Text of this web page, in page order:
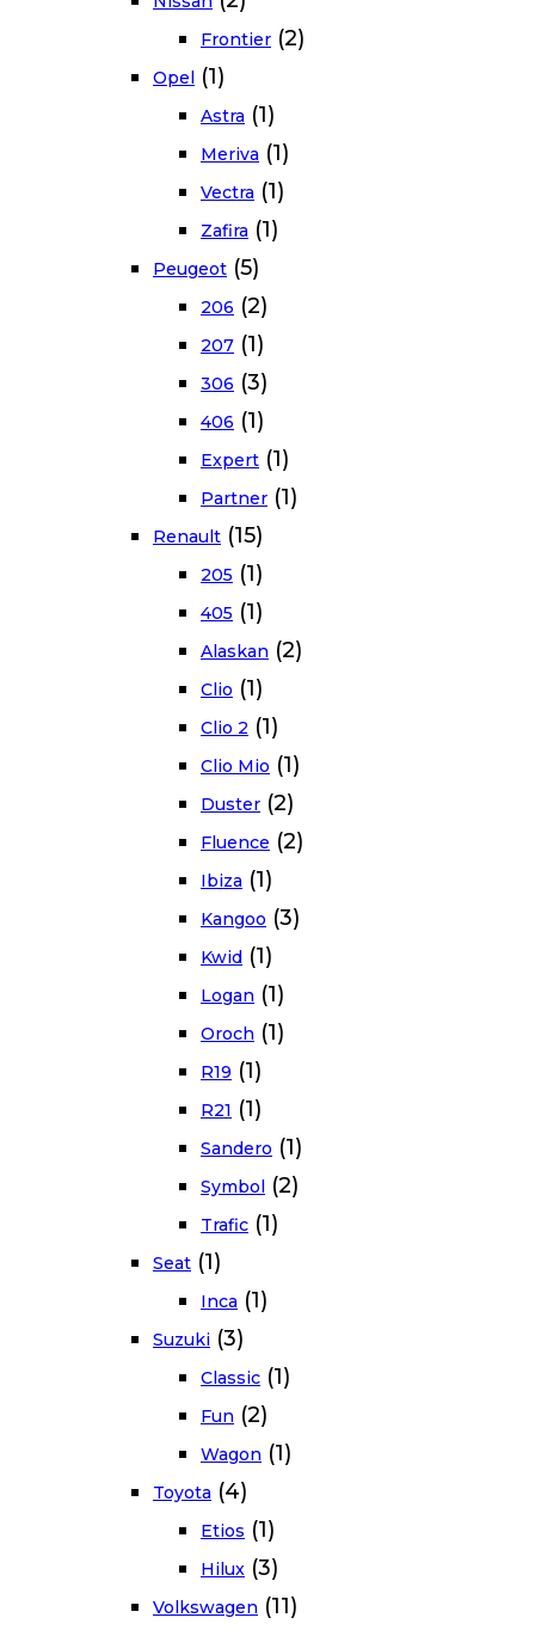
Frontier (2)
Opel (1)
Astra (1)
Meriva (1)
Vectra (1)
Zafira (1)
Peugeot (5)
206 (2)
207 (1)
306 (3)
406 (1)
Expert (1)
Partner (1)
Renault (15)
205 (1)
405 (1)
Alaskan (2)
Clio (1)
Clio 2 (1)
Clio Mio (1)
Duster (2)
Fluence (2)
Ibiza (1)
Kangoo (3)
Kwid (1)
Logan (1)
Oroch (1)
R19 (1)
R21 (1)
Sandero (1)
Symbol (2)
Trafic (1)
Seat (1)
Inca (1)
Suzuki (3)
Classic (1)
Fun (2)
Wagon (1)
Toyota (4)
Etios (1)
Hilux (3)
Volkswagen (11)